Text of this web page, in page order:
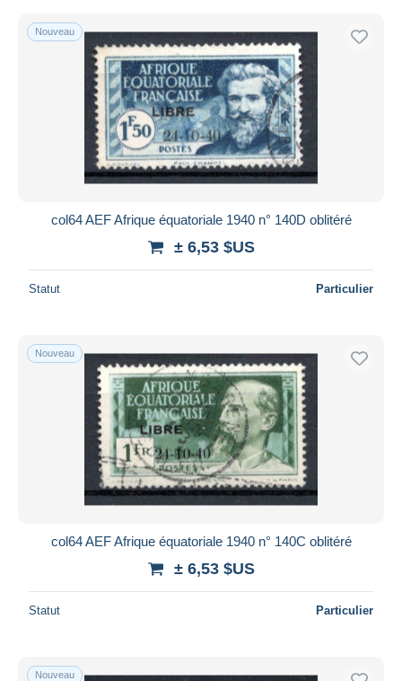
Nouveau
col64 AEF Afrique équatoriale 1940 n° 140D oblitéré
± 6,53 $US
Statut Particulier
Nouveau
col64 AEF Afrique équatoriale 1940 n° 140C oblitéré
± 6,53 $US
Statut Particulier
Nouveau